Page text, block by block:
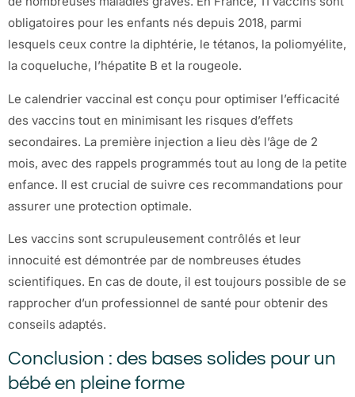
obligatoires pour les enfants nés depuis 2018, parmi
lesquels ceux contre la diphtérie, le tétanos, la poliomyélite,
la coqueluche, l’hépatite B et la rougeole.
Le calendrier vaccinal est conçu pour optimiser l’efficacité
des vaccins tout en minimisant les risques d’effets
secondaires. La première injection a lieu dès l’âge de 2
mois, avec des rappels programmés tout au long de la petite
enfance. Il est crucial de suivre ces recommandations pour
assurer une protection optimale.
Les vaccins sont scrupuleusement contrôlés et leur
innocuité est démontrée par de nombreuses études
scientifiques. En cas de doute, il est toujours possible de se
rapprocher d’un professionnel de santé pour obtenir des
conseils adaptés.
Conclusion : des bases solides pour un
bébé en pleine forme